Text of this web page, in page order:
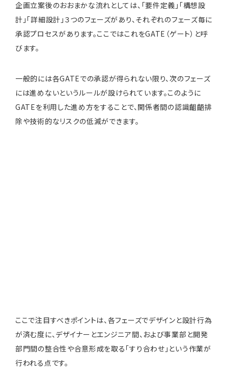
企画立案後のおおまかな流れとしては、「要件定義」「構想設
計」「詳細設計」３つのフェーズがあり、それぞれのフェーズ毎に
承認プロセスがあります。ここではこれをGATE（ゲート）と呼
びます。
一般的には各GATEでの承認が得られない限り、次のフェーズ
には進めないというルールが設けられています。このように
GATEを利用した進め方をすることで、関係者間の認識齟齬排
除や技術的なリスクの低減ができます。
ここで注目すべきポイントは、各フェーズでデザインと設計行為
が済む度に、デザイナーとエンジニア間、および事業部と開発
部門間の整合性や合意形成を取る「すり合わせ」という作業が
行われる点です。